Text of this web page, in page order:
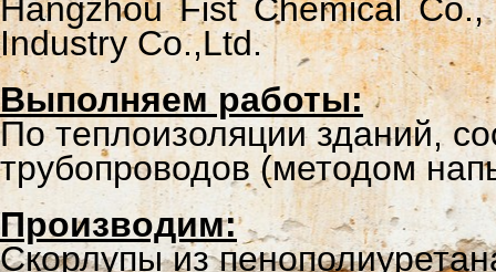
Hangzhou Fist Chemical
Industry Co.,Ltd.
Выполняем работы:
По теплоизоляции зданий,
трубопроводов (методом
Производим:
Cкорлупы из